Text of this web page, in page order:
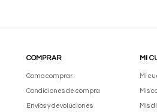
COMPRAR
Como comprar
Condiciones de compra
Envíos y devoluciones
MI
Mi
Mis
Mis